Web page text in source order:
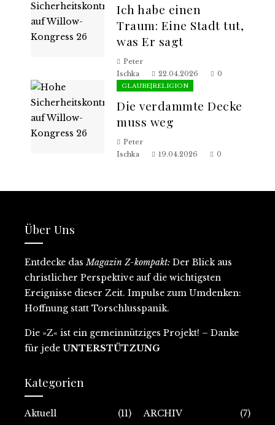
Ich habe einen
Traum: Eine Stadt tut,
was Er sagt
Peter
Ischka
22.04.2026 0
GLAUBE|RELIGION
Die verdammte Decke
muss weg
Peter
Ischka
19.04.2026 0
Über Uns
Entdecke dasMagazin Z-kompakt: Der Blick aus
christlicher Perspektive aufdie wichtigsten
Ereignisse dieser Zeit. Impulse zum Umdenken:
Hoffnung statt Torschlusspanik.
Die »Z« ist ein gemeinnütziges Projekt! – Danke
für jede UNTERSTÜTZUNG
Kategorien
Aktuell (11) ARCHIV (7)